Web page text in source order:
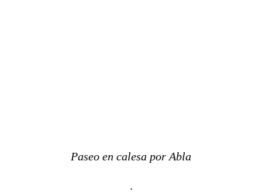
Paseo en calesa por Abla
.